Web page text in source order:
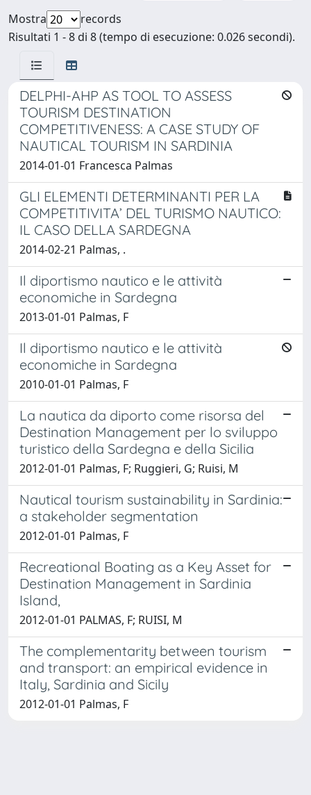
Mostra
records
Risultati 1 - 8 di 8 (tempo di esecuzione: 0.026 secondi).
DELPHI-AHP AS TOOL TO ASSESS
TOURISM DESTINATION
COMPETITIVENESS: A CASE STUDY OF
NAUTICAL TOURISM IN SARDINIA
2014-01-01 Francesca Palmas
GLI ELEMENTI DETERMINANTI PER LA
COMPETITIVITA’ DEL TURISMO NAUTICO:
IL CASO DELLA SARDEGNA
2014-02-21 Palmas, .
Il diportismo nautico e le attività
economiche in Sardegna
2013-01-01 Palmas, F
Il diportismo nautico e le attività
economiche in Sardegna
2010-01-01 Palmas, F
La nautica da diporto come risorsa del
Destination Management per lo sviluppo
turistico della Sardegna e della Sicilia
2012-01-01 Palmas, F; Ruggieri, G; Ruisi, M
Nautical tourism sustainability in Sardinia:
a stakeholder segmentation
2012-01-01 Palmas, F
Recreational Boating as a Key Asset for
Destination Management in Sardinia
Island,
2012-01-01 PALMAS, F; RUISI, M
The complementarity between tourism
and transport: an empirical evidence in
Italy, Sardinia and Sicily
2012-01-01 Palmas, F